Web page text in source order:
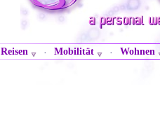
Reisen · Mobilität · Wohnen